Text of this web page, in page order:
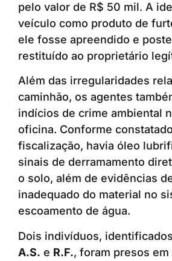
pelo valor de R$ 50 mil. A
veículo como produto de
ele fosse apreendido e
restituído ao proprietário
Além das irregularidades
caminhão, os agentes
indícios de crime ambiental
oficina. Conforme
fiscalização, havia óleo
sinais de derramamento
o solo, além de evidências
inadequado do material no
escoamento de água.
Dois indivíduos,
A.S. e R.F., foram presos